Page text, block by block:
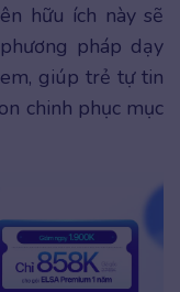
hữu ích này sẽ
pháp dạy
giúp trẻ tự tin
chinh phục mục